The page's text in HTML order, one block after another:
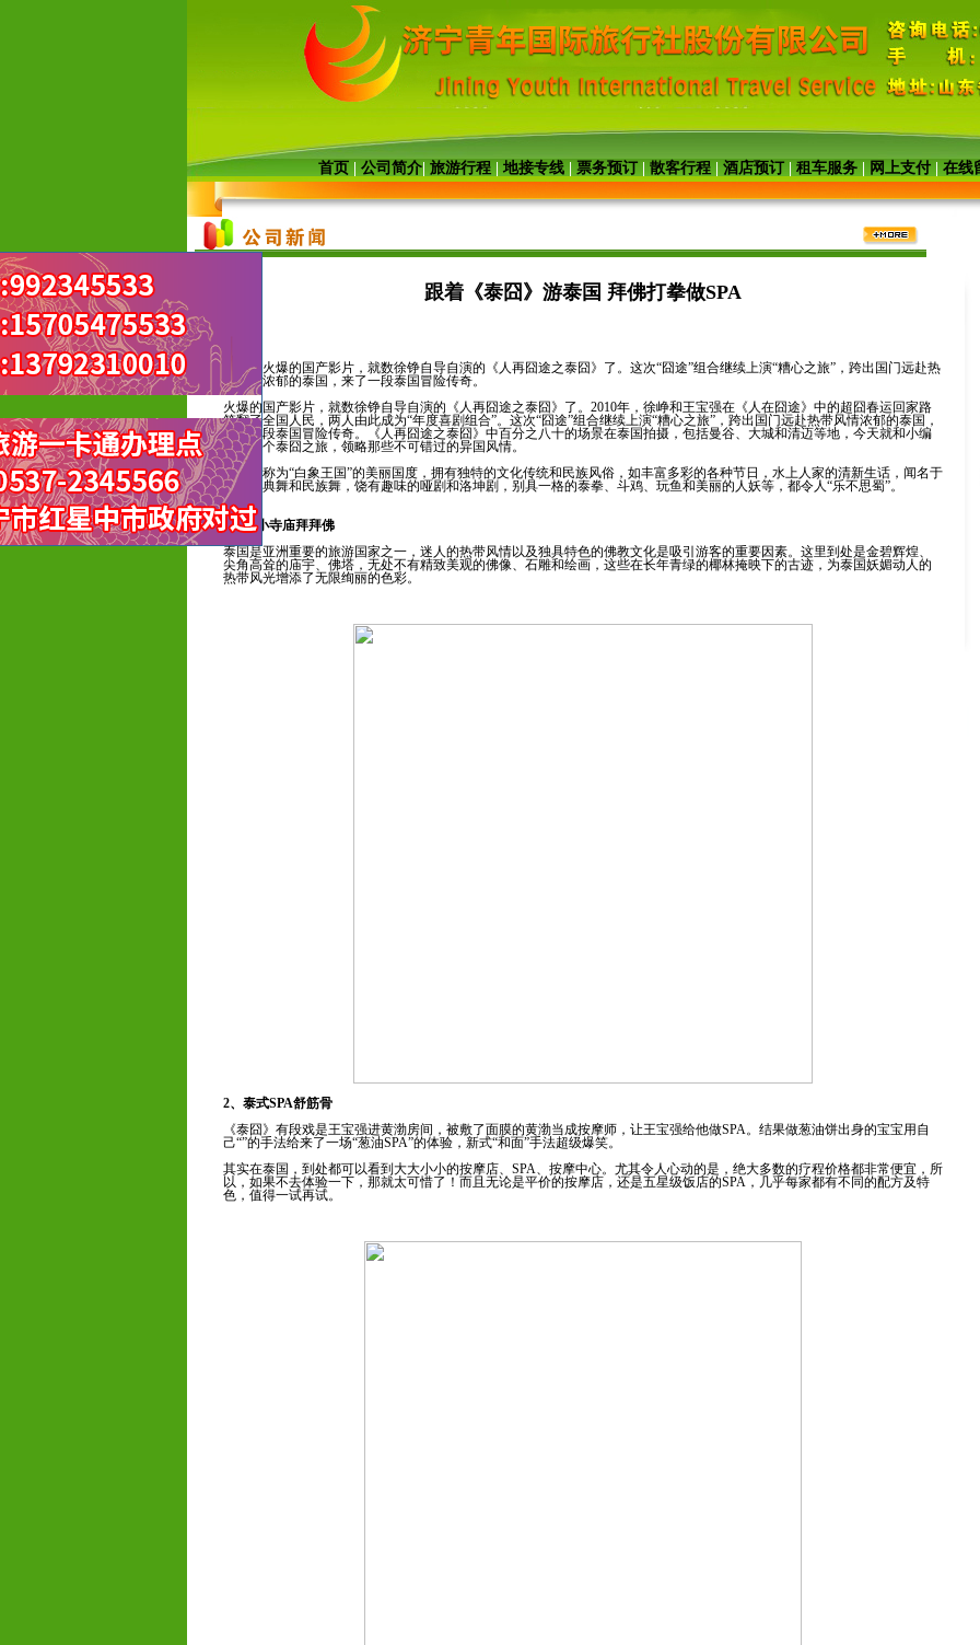
首页| 公司简介| 旅游行程 地接专线| 票务预订| 散客行程 酒店预订| 租车服务| 网上支付| 在线
跟着《泰囧》游泰国 拜佛打拳做SPA
导读： 火爆的国产影片，就数徐铮自导自演的《人再囧途之泰囧》了。这次“囧途”组合继续上演“糟心之旅”，跨出国门远赴热
带风情浓郁的泰国，来了一段泰国冒险传奇。
火爆的国产影片，就数徐铮自导自演的《人再囧途之泰囧》了。2010年，徐峥和王宝强在《人在囧途》中的超囧春运回家路
笑翻了全国人民，两人由此成为“年度喜剧组合”。这次“囧途”组合继续上演“糟心之旅”，跨出国门远赴热带风情浓郁的泰国，
来了一段泰国冒险传奇。《人再囧途之泰囧》中百分之八十的场景在泰国拍摄，包括曼谷、大城和清迈等地，今天就和小编
一起来个泰囧之旅，领略那些不可错过的异国风情。
这个被称为“白象王国”的美丽国度，拥有独特的文化传统和民族风俗，如丰富多彩的各种节日，水上人家的清新生话，闻名于
世的古典舞和民族舞，饶有趣味的哑剧和洛坤剧，别具一格的泰拳、斗鸡、玩鱼和美丽的人妖等，都令人“乐不思蜀”。
1、大小寺庙拜拜佛
泰国是亚洲重要的旅游国家之一，迷人的热带风情以及独具特色的佛教文化是吸引游客的重要因素。这里到处是金碧辉煌、
尖角高耸的庙宇、佛塔，无处不有精致美观的佛像、石雕和绘画，这些在长年青绿的椰林掩映下的古迹，为泰国妖媚动人的
热带风光增添了无限绚丽的色彩。
2、泰式SPA舒筋骨
《泰囧》有段戏是王宝强进黄渤房间，被敷了面膜的黄渤当成按摩师，让王宝强给他做SPA。结果做葱油饼出身的宝宝用自
己“”的手法给来了一场“葱油SPA”的体验，新式“和面”手法超级爆笑。
其实在泰国，到处都可以看到大大小小的按摩店、SPA、按摩中心。尤其令人心动的是，绝大多数的疗程价格都非常便宜，所
以，如果不去体验一下，那就太可惜了！而且无论是平价的按摩店，还是五星级饭店的SPA，几乎每家都有不同的配方及特
色，值得一试再试。